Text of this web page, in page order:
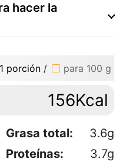
hacer la
porción / para 100 g
156Kcal
Grasa total:
3.6g
Proteínas:
3.7g